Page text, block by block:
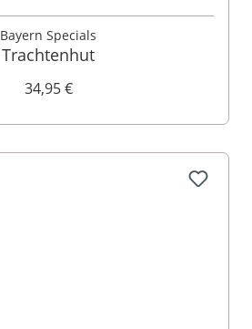
Bayern Specials
Trachtenhut
34,95 €